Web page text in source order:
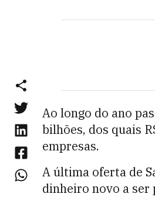
Ao longo do ano
bilhões, dos quais
empresas.
A última oferta de
dinheiro novo a ser